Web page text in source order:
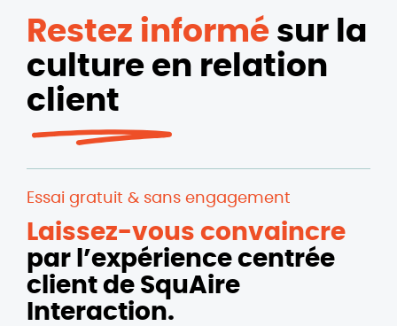
Restez informé sur la
culture en relation
client
Essai gratuit & sans engagement
Laissez-vous convaincre
par l’expérience centrée
client de SquAire
Interaction.